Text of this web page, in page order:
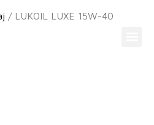
/ LUKOIL LUXE 15W-40